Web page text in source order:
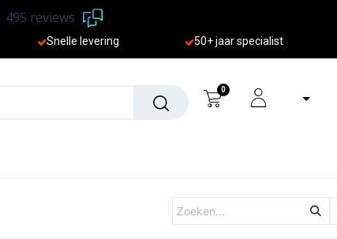
495 reviews
Sne lle levering 50+ jaar specialist
0